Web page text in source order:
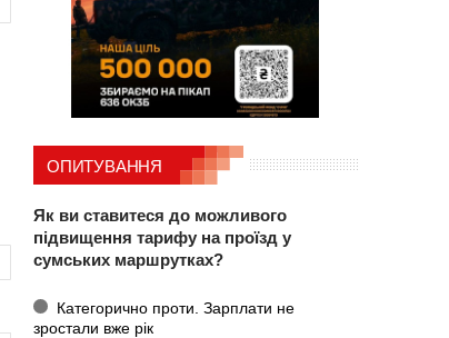
ОПИТУВАННЯ
Як ви ставитеся до можливого
підвищення тарифу на проїзд у
сумських маршрутках?
Категорично проти. Зарплати не
зростали вже рік